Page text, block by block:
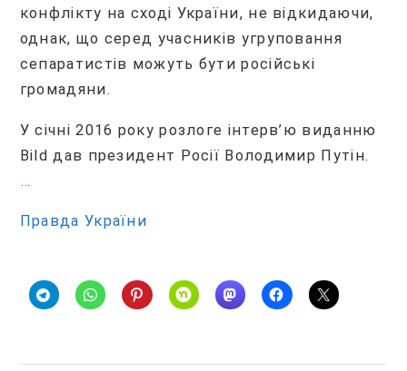
конфлікту на сході України, не відкидаючи,
однак, що серед учасників угруповання
сепаратистів можуть бути російські
громадяни.
У січні 2016 року розлоге інтерв’ю виданню
Bild дав президент Росії Володимир Путін.
…
Правда України